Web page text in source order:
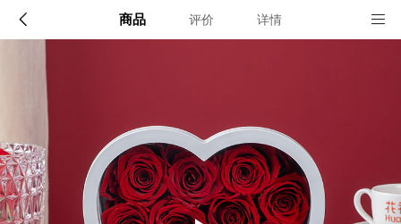
商品 评价 详情
配送说明
店铺信息
确定